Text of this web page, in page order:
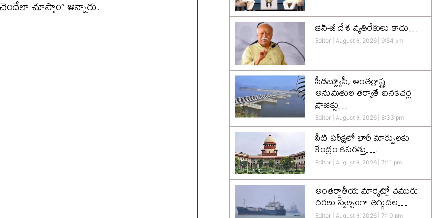
చూస్తాం” అన్నారు.
జెన్-జీ దేశ వ్యతిరేకులు కాదు…
Editor August 6, 2026 9:54 pm
సీడబ్ల్యూసీ, అంతర్రాష్ట్ర
అనుమతుల తర్వాతే బనకచర్ల
ప్రాజెక్టు…
Editor August 6, 2026 8:33 pm
నీట్ పరీక్షలో భారీ మార్పులకు
కేంద్రం కసరత్తు….
Editor August 6, 2026 7:11 pm
అంతర్జాతీయ మార్కెట్లో చమురు
ధరలు స్వల్పంగా తగ్గుదల…
Editor August 6, 2026 7:10 pm